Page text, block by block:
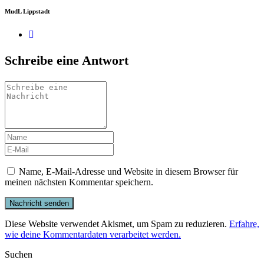
MudL Lippstadt
Schreibe eine Antwort
Name, E-Mail-Adresse und Website in diesem Browser für
meinen nächsten Kommentar speichern.
Diese Website verwendet Akismet, um Spam zu reduzieren. Erfahre,
wie deine Kommentardaten verarbeitet werden.
Suchen